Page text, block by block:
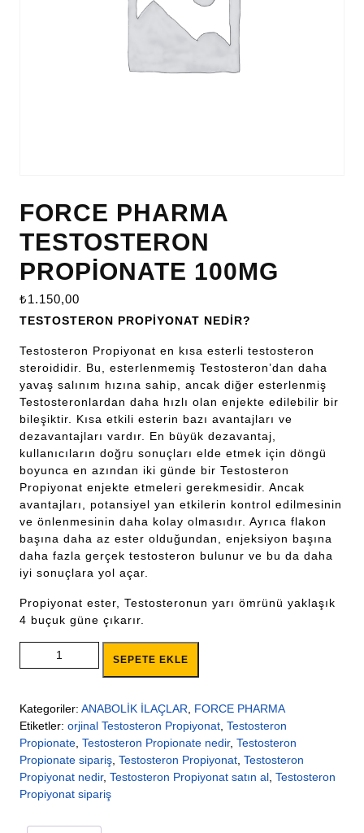
FORCE PHARMA
TESTOSTERON
PROPİONATE 100MG
₺1.150,00
TESTOSTERON PROPİYONAT NEDİR?
Testosteron Propiyonat en kısa esterli testosteron
steroididir. Bu, esterlenmemiş Testosteron’dan daha
yavaş salınım hızına sahip, ancak diğer esterlenmiş
Testosteronlardan daha hızlı olan enjekte edilebilir bir
bileşiktir. Kısa etkili esterin bazı avantajları ve
dezavantajları vardır. En büyük dezavantaj,
kullanıcıların doğru sonuçları elde etmek için döngü
boyunca en azından iki günde bir Testosteron
Propiyonat enjekte etmeleri gerekmesidir. Ancak
avantajları, potansiyel yan etkilerin kontrol edilmesinin
ve önlenmesinin daha kolay olmasıdır. Ayrıca flakon
başına daha az ester olduğundan, enjeksiyon başına
daha fazla gerçek testosteron bulunur ve bu da daha
iyi sonuçlara yol açar.
Propiyonat ester, Testosteronun yarı ömrünü yaklaşık
4 buçuk güne çıkarır.
FORCE PHARMA TESTOSTERON PROPİONATE 100MG adet
SEPETE EKLE
Kategoriler: ANABOLİK İLAÇLAR
FORCE PHARMA
Etiketler: orjinal Testosteron Propiyonat Testosteron
Propionate Testosteron Propionate nedir, Testosteron
Propionate sipariş Testosteron Propiyonat Testosteron
Propiyonat nedir, Testosteron Propiyonat satın al Testosteron
Propiyonat sipariş